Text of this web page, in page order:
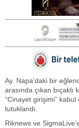
Ay. Napa’daki bir
arasında çıkan
“Cinayet girişimi”
tutuklandı.
Riknews ve